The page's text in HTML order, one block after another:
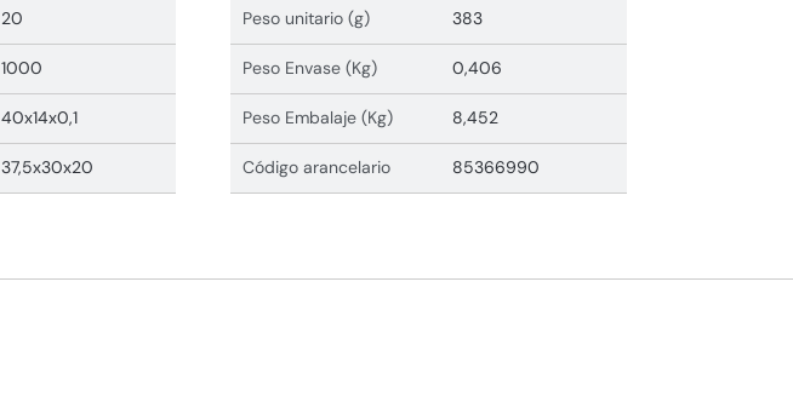
20
1000
40x14x0,1
37,5x30x20
Peso unitario (g) 383
Peso Envase (Kg) 0,406
Peso Embalaje (Kg) 8,452
Código arancelario 85366990